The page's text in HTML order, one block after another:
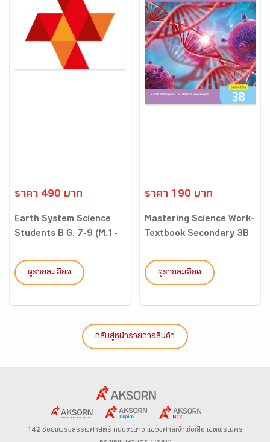
ราคา 490 บาท
Earth System Science
Students B G. 7-9 (M.1-
ดูรายละเอียด
ราคา 190 บาท
Mastering Science Work-
Textbook Secondary 3B
ดูรายละเอียด
กลับสู่หน้ารายการสินค้า
142 ซอยแพร่งสรรพศาสตร์ ถนนตะนาว แขวงศาลเจ้าพ่อเสือ เขตพระนคร